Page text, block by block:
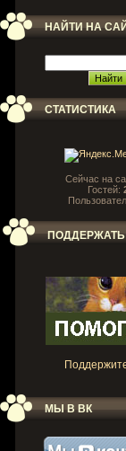
НАЙТИ НА
СТАТИСТИКА
Сейчас на
Гостей:
МЫ В ВК